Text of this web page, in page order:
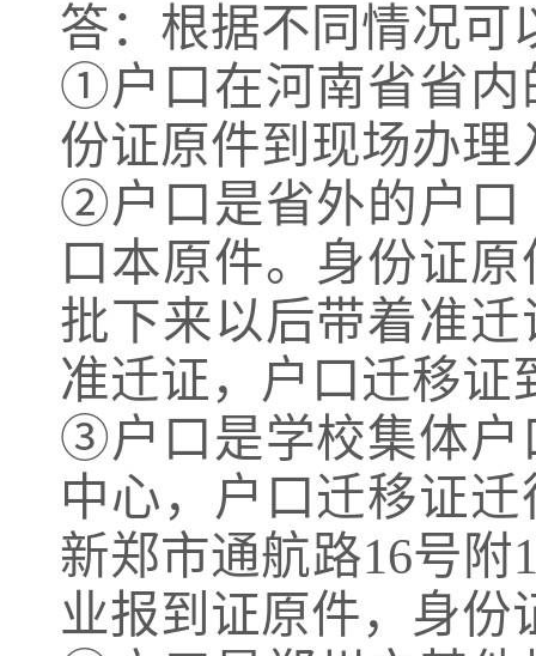
答：根据不同情况可
①户口在河南省省内
份证原件到现场办理
②户口是省外的户口
口本原件。身份证
批下来以后带着准
准迁证，户口迁移证
③户口是学校集体户
中心，户口迁移证
新郑市通航路16号
业报到证原件，身份